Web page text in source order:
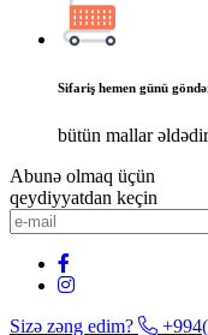
Sifariş hemen günü
bütün mallar əldədir
Abunə olmaq üçün
qeydiyyatdan keçin
Sizə zəng edim?